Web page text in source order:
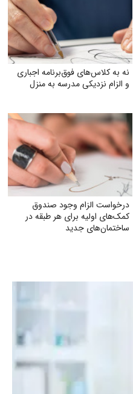
نه به کلاس‌های فوق‌برنامه اجباری
و الزام نزدیکی مدرسه به منزل
درخواست الزام وجود صندوق
کمک‌های اولیه برای هر طبقه در
ساختمان‌های جدید